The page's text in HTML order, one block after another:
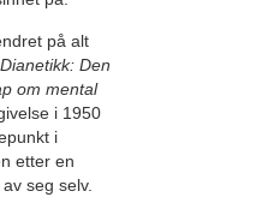
på alt
Dianetikk: Den
om mental
i 1950
i
etter en
seg selv.